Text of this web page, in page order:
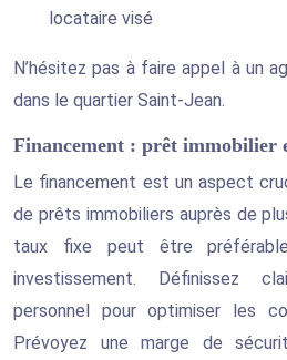
locataire visé
N’hésitez pas à faire appel à un
dans le quartier Saint-Jean.
Financement : prêt immobilier
Le financement est un aspect
de prêts immobiliers auprès de
taux fixe peut être
investissement. Définissez
personnel pour optimiser les
Prévoyez une marge de